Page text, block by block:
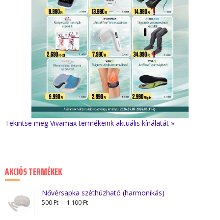
AKCIÓS TERMÉKEK
Nővérsapka széthúzható (harmonikás)
500Ft – 1 100FtÁrtartomány:
Tekintse meg Vivamax termékeink aktuális kínálatát »